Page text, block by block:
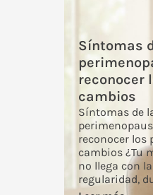
Síntomas
reconocer
cambios
Síntomas de
reconocer los
cambios ¿Tu
no llega con
regularidad,